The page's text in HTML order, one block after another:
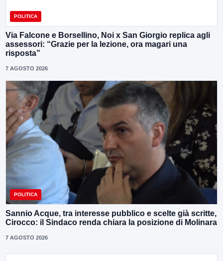
POLITICA
Via Falcone e Borsellino, Noi x San Giorgio replica agli
assessori: “Grazie per la lezione, ora magari una
risposta”
7 AGOSTO 2026
POLITICA
Sannio Acque, tra interesse pubblico e scelte già scritte,
Cirocco: il Sindaco renda chiara la posizione di Molinara
7 AGOSTO 2026